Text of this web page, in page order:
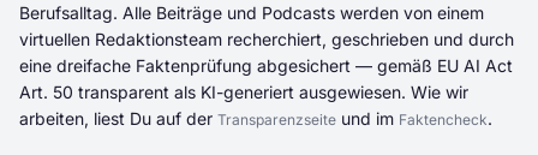
Berufsalltag. Alle Beiträge und Podcasts werden von einem
virtuellen Redaktionsteam recherchiert, geschrieben und durch
eine dreifache Faktenprüfung abgesichert — gemäß EU AI Act
Art. 50 transparent als KI-generiert ausgewiesen. Wie wir
arbeiten, liest Du auf der Transparenzseite und im Faktencheck.